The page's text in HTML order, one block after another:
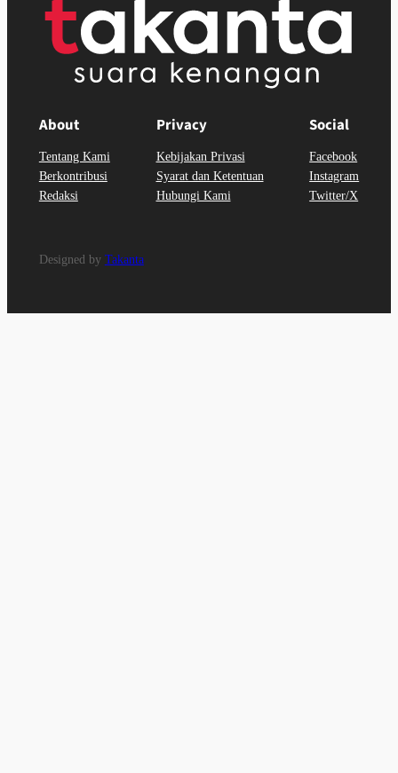
About
Tentang Kami
Berkontribusi
Redaksi
Privacy
Kebijakan Privasi
Syarat dan Ketentuan
Hubungi Kami
Social
Facebook
Instagram
Twitter/X
Designed by Takanta